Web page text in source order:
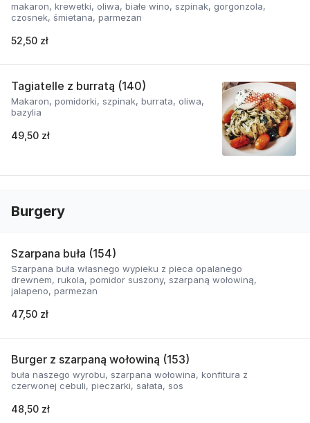
makaron, krewetki, oliwa, białe wino, szpinak, gorgonzola,
czosnek, śmietana, parmezan
52,50 zł
Tagiatelle z burratą (140)
Makaron, pomidorki, szpinak, burrata, oliwa,
bazylia
49,50 zł
Burgery
Szarpana buła (154)
Szarpana buła własnego wypieku z pieca opalanego
drewnem, rukola, pomidor suszony, szarpaną wołowiną,
jalapeno, parmezan
47,50 zł
Burger z szarpaną wołowiną (153)
buła naszego wyrobu, szarpana wołowina, konfitura z
czerwonej cebuli, pieczarki, sałata, sos
48,50 zł